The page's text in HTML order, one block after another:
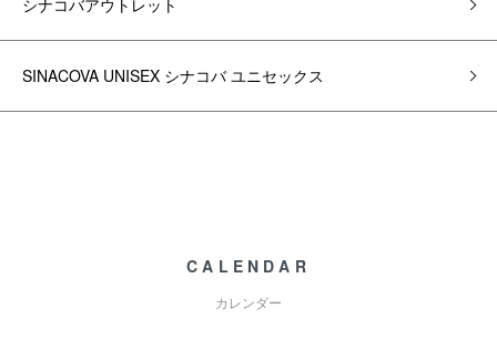
シナコバアウトレット
SINACOVA UNISEX シナコバ ユニセックス
CALENDAR
カレンダー